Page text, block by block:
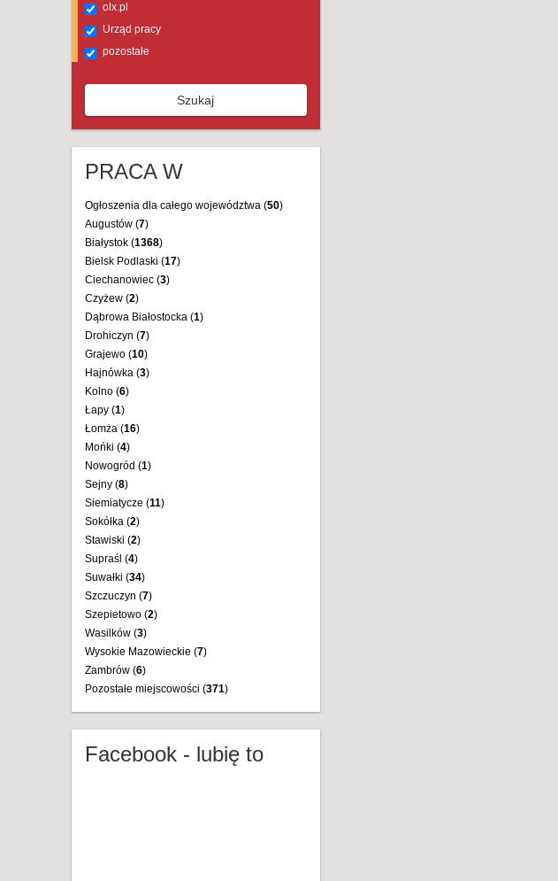
olx.pl
Urząd pracy
pozostałe
Szukaj
PRACA W
Ogłoszenia dla całego województwa (50)
Augustów (7)
Białystok (1368)
Bielsk Podlaski (17)
Ciechanowiec (3)
Czyżew (2)
Dąbrowa Białostocka (1)
Drohiczyn (7)
Grajewo (10)
Hajnówka (3)
Kolno (6)
Łapy (1)
Łomża (16)
Mońki (4)
Nowogród (1)
Sejny (8)
Siemiatycze (11)
Sokółka (2)
Stawiski (2)
Supraśl (4)
Suwałki (34)
Szczuczyn (7)
Szepietowo (2)
Wasilków (3)
Wysokie Mazowieckie (7)
Zambrów (6)
Pozostałe miejscowości (371)
Facebook - lubię to